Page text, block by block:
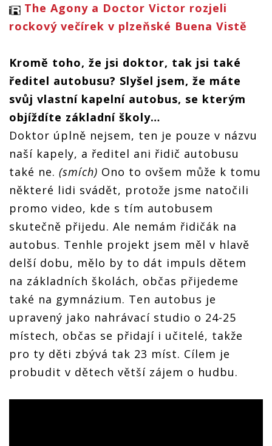
The Agony a Doctor Victor rozjeli
rockový večírek v plzeňské Buena Vistě
Kromě toho, že jsi doktor, tak jsi také
ředitel autobusu? Slyšel jsem, že máte
svůj vlastní kapelní autobus, se kterým
objíždíte základní školy…
Doktor úplně nejsem, ten je pouze v názvu
naší kapely, a ředitel ani řidič autobusu
také ne. (smích) Ono to ovšem může k tomu
některé lidi svádět, protože jsme natočili
promo video, kde s tím autobusem
skutečně přijedu. Ale nemám řidičák na
autobus. Tenhle projekt jsem měl v hlavě
delší dobu, mělo by to dát impuls dětem
na základních školách, občas přijedeme
také na gymnázium. Ten autobus je
upravený jako nahrávací studio o 24-25
místech, občas se přidají i učitelé, takže
pro ty děti zbývá tak 23 míst. Cílem je
probudit v dětech větší zájem o hudbu.